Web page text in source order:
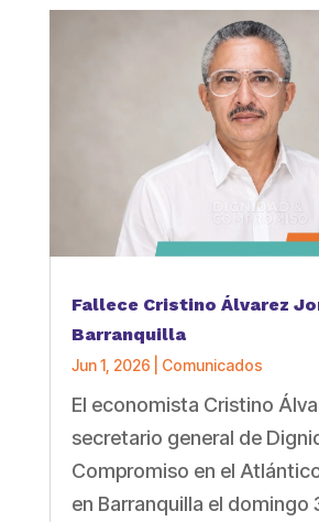
Fallece Cristino Álvarez
Barranquilla
Jun 1, 2026 Comunicados
El economista Cristino
secretario general de
Compromiso en el
en Barranquilla el domingo